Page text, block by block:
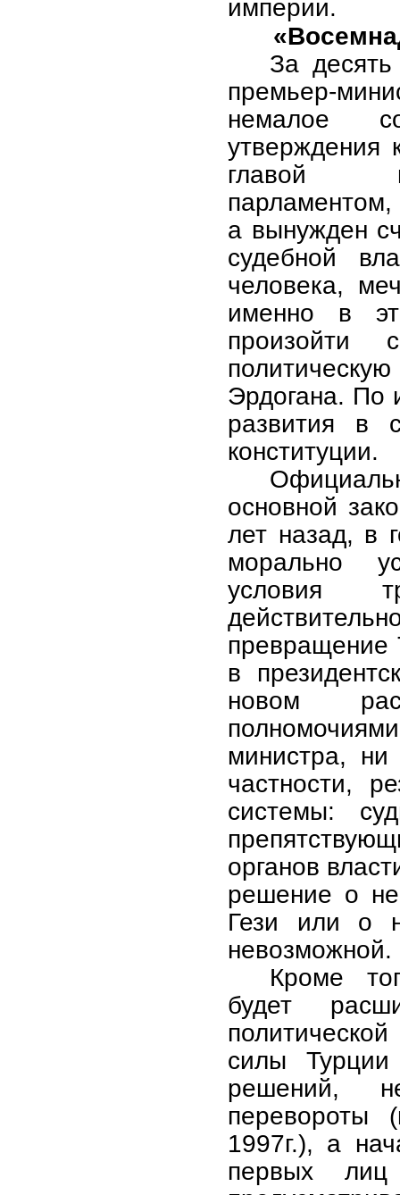
империи.
За
премьер-
немалое
утверждения
главой
а вынужден
судебной
человека,
именно в
произойти
Эрдогана. По
развития в
конституции.
основной
лет назад, в
морально
условия
превращение
в
новом
министра,
частности,
системы:
органов
решение о
Гези или о
невозможной.
Кроме
будет
силы
решений,
перевороты
1997г.), а
первых лиц